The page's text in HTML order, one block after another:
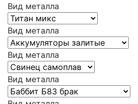
Вид металла
Вид металла
Вид металла
Вид металла